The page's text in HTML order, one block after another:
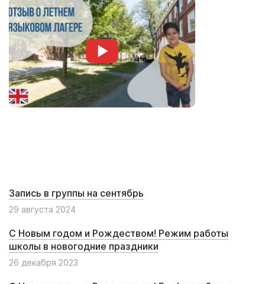
Запись в группы на сентябрь
29 августа 2024
С Новым годом и Рождеством! Режим работы
школы в новогодние праздники
26 декабря 2023